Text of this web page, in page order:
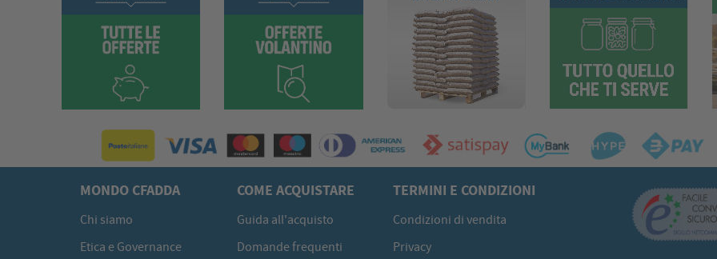
MONDO CFADDA
Chi siamo
Etica e Governance
COME ACQUISTARE
Guida all'acquisto
Domande frequenti
TERMINI E CONDIZIONI
Condizioni di vendita
Privacy